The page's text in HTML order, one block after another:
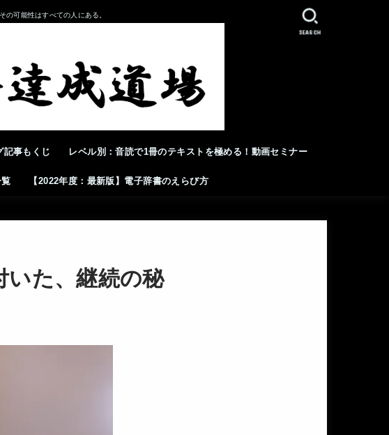
の可能性はすべての人にある。
記事もくじ レベル別：音読で1冊のテキストを極める！動画セミナー
【2022年度：最新版】電子辞書のえらび方
SEARCH
いた、継続の秘